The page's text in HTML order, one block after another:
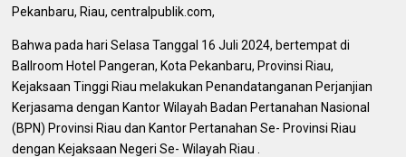
Pekanbaru, Riau, centralpublik.com,
Bahwa pada hari Selasa Tanggal 16 Juli 2024, bertempat di
Ballroom Hotel Pangeran, Kota Pekanbaru, Provinsi Riau,
Kejaksaan Tinggi Riau melakukan Penandatanganan Perjanjian
Kerjasama dengan Kantor Wilayah Badan Pertanahan Nasional
(BPN) Provinsi Riau dan Kantor Pertanahan Se- Provinsi Riau
dengan Kejaksaan Negeri Se- Wilayah Riau .